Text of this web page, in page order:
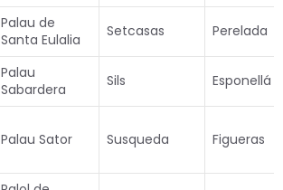
Palau de
Santa Eulalia
Setcasas Perelada
Palau
Sabardera
Sils Esponellá
Palau Sator Susqueda Figueras